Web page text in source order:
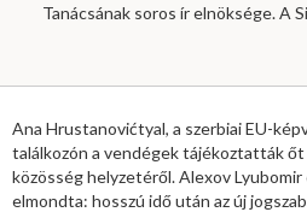
Tanácsának soros ír elnöksége. A
Ana Hrustanovićtyal, a szerbiai EU-
találkozón a vendégek tájékoztatták őt
közösség helyzetéről. Alexov
elmondta: hosszú idő után az új